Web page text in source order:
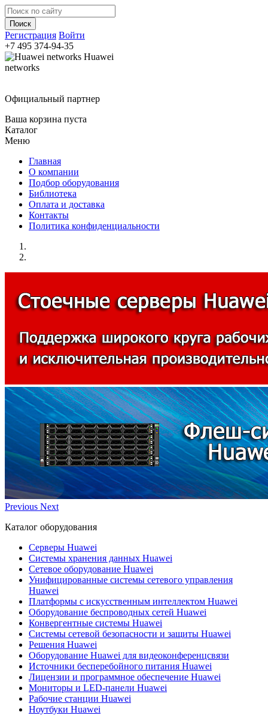
Регистрация Войти
+7 495 374-94-35
Huawei
networks
Официальный партнер
Ваша корзина пуста
Каталог
Меню
Главная
О компании
Подбор оборудования
Библиотека
Оплата и доставка
Контакты
Политика конфиденциальности
Previous Next
Каталог оборудования
Серверы Huawei
Системы хранения данных Huawei
Сетевое оборудование Huawei
Унифицированные системы сетевого управления
Huawei
Платформы с искусственным интеллектом Huawei
Оборудование беспроводных сетей Huawei
Конвергентные системы Huawei
Системы сетевой безопасности и защиты Huawei
Решения Huawei
Оборудование Huawei для видеоконференцсвязи
Источники бесперебойного питания Huawei
Лицензии и программное обеспечение Huawei
Мониторы и LED-панели Huawei
Рабочие станции Huawei
Ноутбуки Huawei